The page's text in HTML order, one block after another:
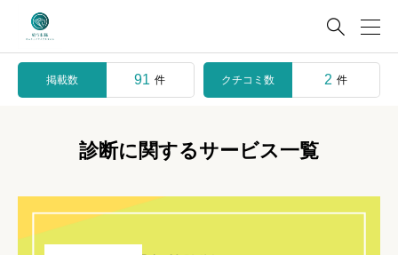

掲載数 91 件 クチコミ数 2 件
診断に関するサービス一覧